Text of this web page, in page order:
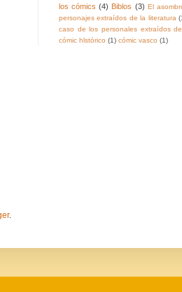
los cómics (4) Biblos (3) El
personajes extraídos de la literatura
caso de los personales extraídos
cómic hlstórico (1) cómic vasco (1)
.